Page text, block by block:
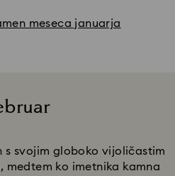
meseca januarja
s svojim globoko vijoličastim
medtem ko imetnika kamna